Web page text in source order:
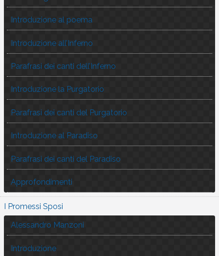
Introduzione al poema
Introduzione all’Inferno
Parafrasi dei canti dell’Inferno
Introduzione la Purgatorio
Parafrasi dei canti del Purgatorio
Introduzione al Paradiso
Parafrasi dei canti del Paradiso
Approfondimenti
I Promessi Sposi
Alessandro Manzoni
Introduzione